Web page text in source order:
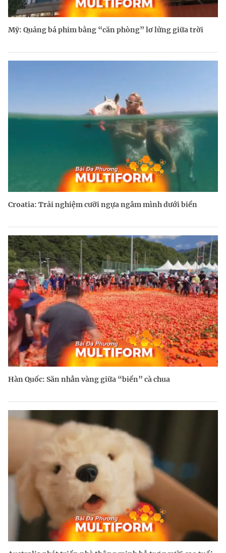
Mỹ: Quảng bá phim bằng “căn phòng” lơ lửng giữa trời
Croatia: Trải nghiệm cưỡi ngựa ngâm mình dưới biển
Hàn Quốc: Săn nhẫn vàng giữa “biển” cà chua